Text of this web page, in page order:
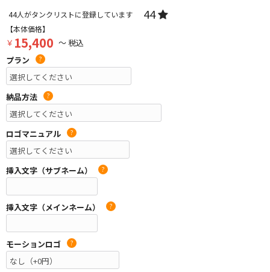
44人がタンクリストに登録しています 44
【本体価格】
￥ 15,400 ～ 税込
プラン
?
納品方法 ?
ロゴマニュアル ?
挿入文字（サブネーム） ?
挿入文字（メインネーム） ?
モーションロゴ ?